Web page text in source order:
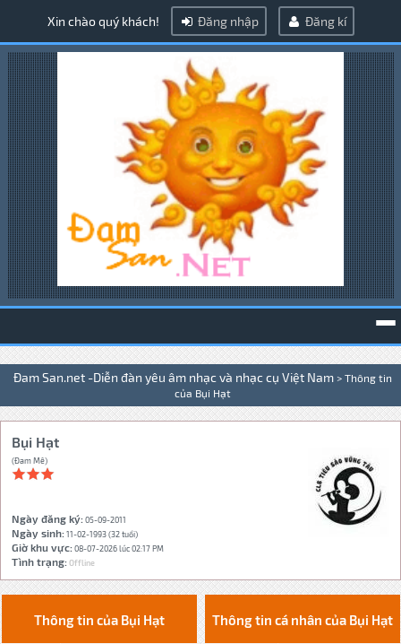
Xin chào quý khách! Đăng nhập Đăng kí
Đam San.net -Diễn đàn yêu âm nhạc và nhạc cụ Việt Nam > Thông tin
của Bụi Hạt
Bụi Hạt
(Đam Mê)
Ngày đăng ký:05-09-2011
Ngày sinh:11-02-1993 (32 tuổi)
Giờ khu vực:08-07-2026 lúc 02:17 PM
Tình trạng:Offline
Thông tin của Bụi Hạt Thông tin cá nhân của Bụi Hạt